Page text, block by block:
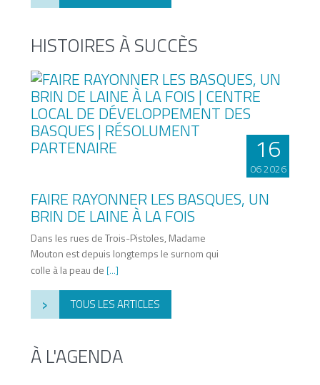
HISTOIRES À SUCCÈS
16
06 2026
FAIRE RAYONNER LES BASQUES, UN
BRIN DE LAINE À LA FOIS
Dans les rues de Trois-Pistoles, Madame
Mouton est depuis longtemps le surnom qui
colle à la peau de [...]
› TOUS LES ARTICLES
À L'AGENDA